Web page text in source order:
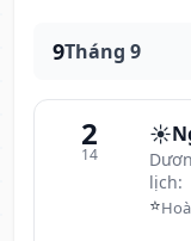
9Tháng 9
2
14
☀️
lịch:
⭐